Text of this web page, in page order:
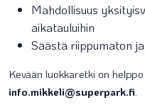
Mahdollisuus
aikatauluihin
Säästä riippumaton
Kevään luokkaretki on
info.mikkeli@superpark.fi